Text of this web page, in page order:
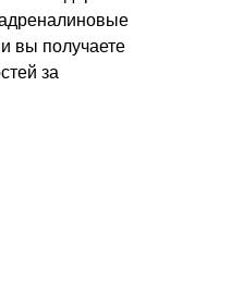
вы получаете
за